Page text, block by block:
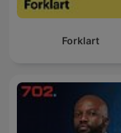
Forklart